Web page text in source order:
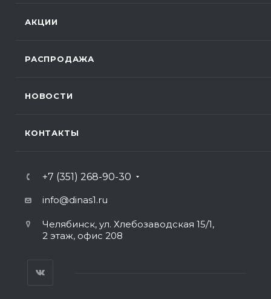
АКЦИИ
РАСПРОДАЖА
НОВОСТИ
КОНТАКТЫ
+7 (351) 268-90-30
info@dinas1.ru
Челябинск, ул. Хлебозаводская 15/1,
2 этаж, офис 208